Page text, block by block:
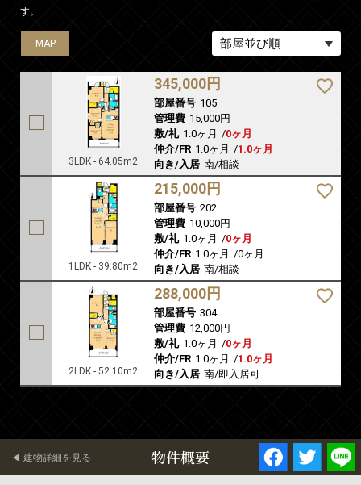
す。
MAP
3LDK - 64.05m2
345,000円
部屋番号 105
管理費 15,000円
敷/礼 1.0ヶ月 /0ヶ月
仲介/FR 1.0ヶ月 /1.0ヶ月
向き/入居 南/相談
MAP
1LDK - 39.80m2
215,000円
部屋番号 202
管理費 10,000円
敷/礼 1.0ヶ月 /0ヶ月
仲介/FR 1.0ヶ月 /0ヶ月
向き/入居 南/相談
MAP
2LDK - 52.10m2
288,000円
部屋番号 304
管理費 12,000円
敷/礼 1.0ヶ月 /0ヶ月
仲介/FR 1.0ヶ月 /1.0ヶ月
向き/入居 南/即入居可
物件概要
建物詳細を見る